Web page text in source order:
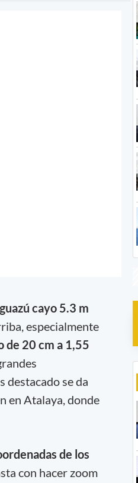
cayo 5.3 m
especialmente
de 20 cm a 1,55
destacado se da
en Atalaya, donde
de los
con hacer zoom